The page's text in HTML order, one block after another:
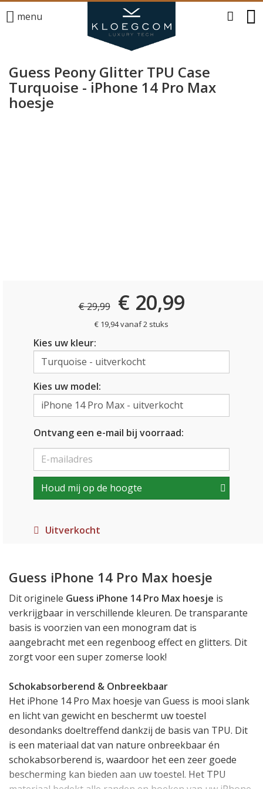
menu
Guess Peony Glitter TPU Case
Turquoise - iPhone 14 Pro Max
hoesje
€ 29,99 € 20,99
€ 19,94 vanaf 2 stuks
Kies uw kleur:
Kies uw model:
Ontvang een e-mail bij voorraad:
Houd mij op de hoogte
Uitverkocht
Guess iPhone 14 Pro Max hoesje
Dit originele Guess iPhone 14 Pro Max hoesje is
verkrijgbaar in verschillende kleuren. De transparante
basis is voorzien van een monogram dat is
aangebracht met een regenboog effect en glitters. Dit
zorgt voor een super zomerse look!
Schokabsorberend & Onbreekbaar
Het iPhone 14 Pro Max hoesje van Guess is mooi slank
en licht van gewicht en beschermt uw toestel
desondanks doeltreffend dankzij de basis van TPU. Dit
is een materiaal dat van nature onbreekbaar én
schokabsorberend is, waardoor het een zeer goede
bescherming kan bieden aan uw toestel. Het TPU